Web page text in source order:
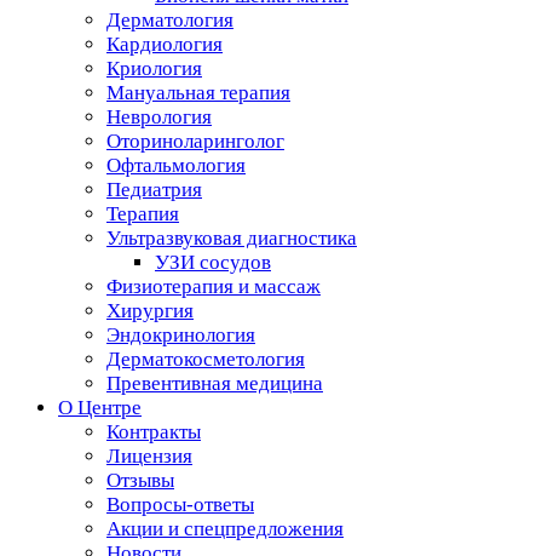
Дерматология
Кардиология
Криология
Мануальная терапия
Неврология
Оториноларинголог
Офтальмология
Педиатрия
Терапия
Ультразвуковая диагностика
УЗИ сосудов
Физиотерапия и массаж
Хирургия
Эндокринология
Дерматокосметология
Превентивная медицина
О Центре
Контракты
Лицензия
Отзывы
Вопросы-ответы
Акции и спецпредложения